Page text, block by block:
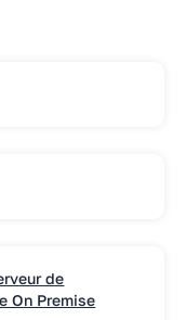
de
On Premise